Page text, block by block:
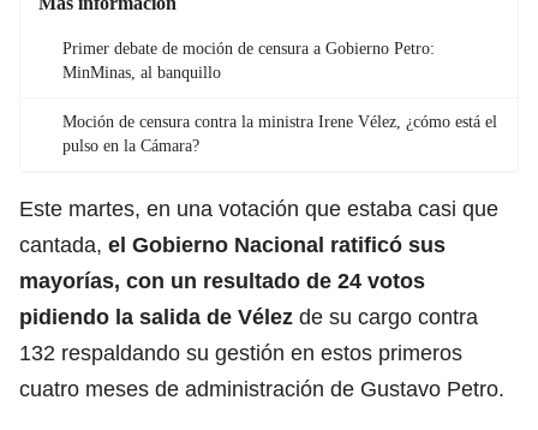
Primer debate de moción de censura a Gobierno Petro:
MinMinas, al banquillo
Moción de censura contra la ministra Irene Vélez, ¿cómo está el
pulso en la Cámara?
Este martes, en una votación que estaba casi que
cantada, el Gobierno Nacional ratificó sus
mayorías, con un resultado de 24 votos
pidiendo la salida de Vélez de su cargo contra
132 respaldando su gestión en estos primeros
cuatro meses de administración de Gustavo Petro.